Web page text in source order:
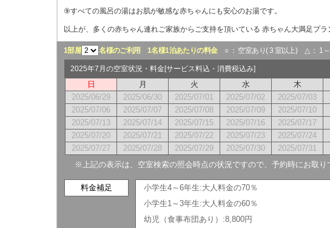
⑨すべての風呂の湯はお肌が敏感な赤ちゃんにも安心のお湯です。
以上が、多くの赤ちゃん連れご家族からご支持を頂いている 赤ちゃん大満足プラ
1部屋 名様のご利用 1名様1泊あたりの料金○ ： 空室あり( 3 室以上) △ ： 1～
2025年7月の空室状況・料金[サービス料込・消費税込み]
日 月 火 水 木
2025/06/29
2025/06/30 2025/07/01 2025/07/02 2025/07/03
2025/07/06
2025/07/07 2025/07/08 2025/07/09 2025/07/10
2025/07/13
2025/07/14 2025/07/15 2025/07/16 2025/07/17
2025/07/20
2025/07/21 2025/07/22 2025/07/23 2025/07/24
2025/07/27
2025/07/28 2025/07/29 2025/07/30 2025/07/31
※上記の表示は、空室検索の照会時点の状況ですので、予約時にお取り
料金補足
小学生4～6年生:大人料金の70％
小学生1～3年生:大人料金の60％
幼児（食事布団あり）:8,800円